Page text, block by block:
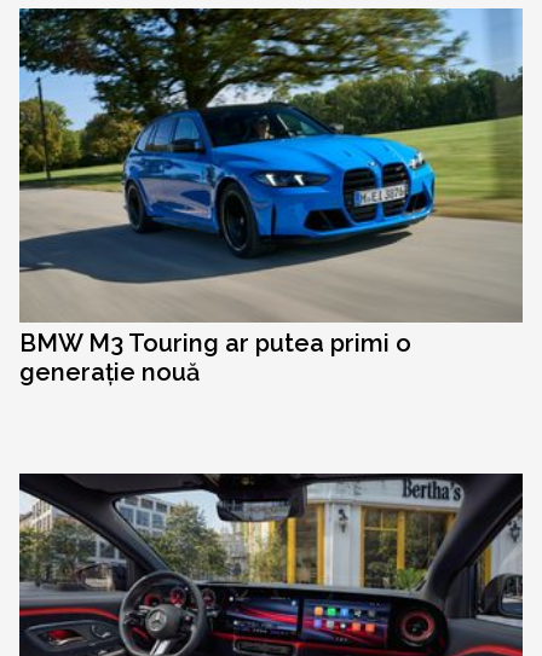
BMW M3 Touring ar putea primi o
generație nouă